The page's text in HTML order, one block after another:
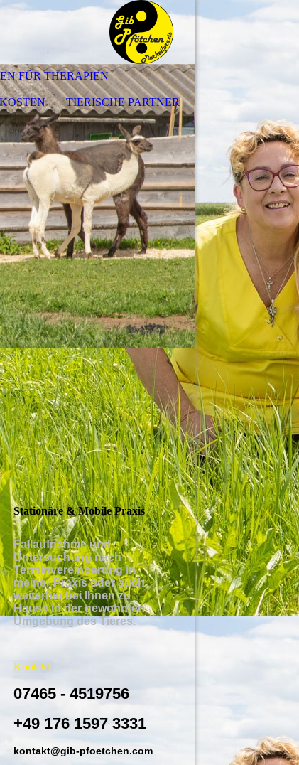
FÜR THERAPIEN
TIERISCHE PARTNER
Stationäre & Mobile Praxis
Fallaufnahme und
Untersuchung nach
Terminvereinbarung in
meiner Praxis oder auch
weiterhin bei Ihnen zu
Hause in der gewohnten
Umgebung des Tieres.
Kontakt:
07465 - 4519756
+49 176 1597 3331
kontakt@gib-pfoetchen.com